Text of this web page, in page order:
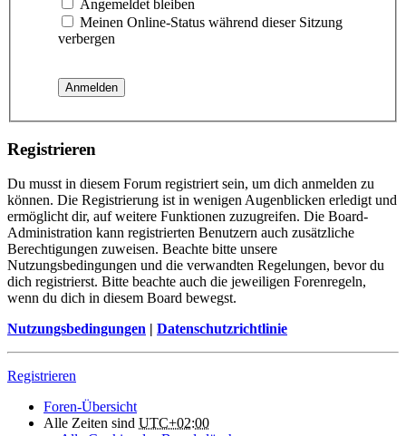
Angemeldet bleiben
Meinen Online-Status während dieser Sitzung
verbergen
Registrieren
Du musst in diesem Forum registriert sein, um dich anmelden zu
können. Die Registrierung ist in wenigen Augenblicken erledigt und
ermöglicht dir, auf weitere Funktionen zuzugreifen. Die Board-
Administration kann registrierten Benutzern auch zusätzliche
Berechtigungen zuweisen. Beachte bitte unsere
Nutzungsbedingungen und die verwandten Regelungen, bevor du
dich registrierst. Bitte beachte auch die jeweiligen Forenregeln,
wenn du dich in diesem Board bewegst.
Nutzungsbedingungen | Datenschutzrichtlinie
Registrieren
Foren-Übersicht
Alle Zeiten sind UTC+02:00